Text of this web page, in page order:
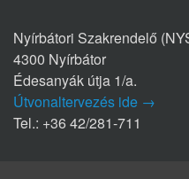
Nyírbátori Szakrendelő
4300 Nyírbátor
Édesanyák útja 1/a.
Útvonaltervezés ide →
Tel.: +36 42/281-711